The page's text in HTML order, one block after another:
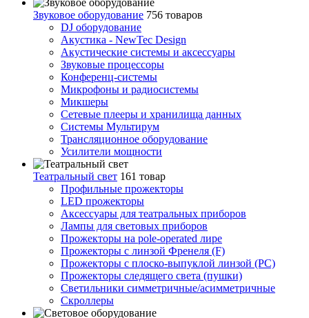
Звуковое оборудование 756 товаров
DJ оборудование
Акустика - NewTec Design
Акустические системы и аксессуары
Звуковые процессоры
Конференц-системы
Микрофоны и радиосистемы
Микшеры
Сетевые плееры и хранилища данных
Системы Мультирум
Трансляционное оборудование
Усилители мощности
Театральный свет 161 товар
Профильные прожекторы
LED прожекторы
Аксессуары для театральных приборов
Лампы для световых приборов
Прожекторы на pole-operated лире
Прожекторы с линзой Френеля (F)
Прожекторы с плоско-выпуклой линзой (PC)
Прожекторы следящего света (пушки)
Светильники симметричные/асимметричные
Скроллеры